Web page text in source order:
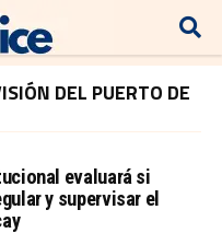
DEL PUERTO DE
evaluará si
y supervisar el